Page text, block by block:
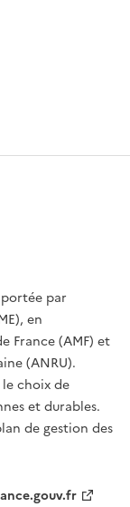
par
en
France (AMF) et
(ANRU).
choix de
et durables.
de gestion des